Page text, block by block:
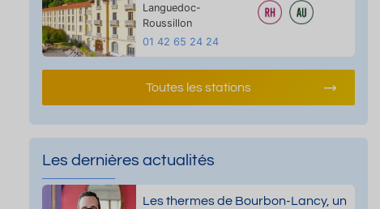
Languedoc-
Roussillon
01 42 65 24 24
Toutes les stations
Les dernières actualités
Les thermes de Bourbon-Lancy, un